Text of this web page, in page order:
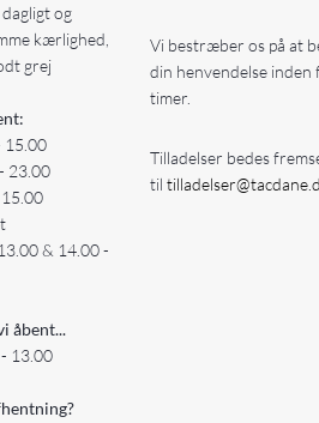
og
kærlighed,
grej
15.00
23.00
& 14.00 -
åbent...
13.00
Vi bestræber os på at
din henvendelse inden
timer.
Tilladelser bedes
til